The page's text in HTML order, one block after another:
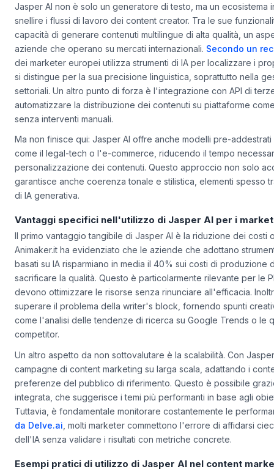
Jasper AI non è solo un generatore di testo, ma un ecosistema
snellire i flussi di lavoro dei content creator. Tra le sue
capacità di generare contenuti multilingue di alta qualità, un
aziende che operano su mercati internazionali. Secondo un
dei marketer europei utilizza strumenti di IA per localizzare i
si distingue per la sua precisione linguistica, soprattutto nella
settoriali. Un altro punto di forza è l'integrazione con API di
automatizzare la distribuzione dei contenuti su piattaforme
senza interventi manuali.
Ma non finisce qui: Jasper AI offre anche modelli pre-
come il legal-tech o l'e-commerce, riducendo il tempo
personalizzazione dei contenuti. Questo approccio non solo
garantisce anche coerenza tonale e stilistica, elementi spesso
di IA generativa.
Vantaggi specifici nell'utilizzo di Jasper AI per i
Il primo vantaggio tangibile di Jasper AI è la riduzione dei costi
Animaker.it ha evidenziato che le aziende che adottano
basati su IA risparmiano in media il 40% sui costi di produzione
sacrificare la qualità. Questo è particolarmente rilevante per le
devono ottimizzare le risorse senza rinunciare all'efficacia.
superare il problema della writer's block, fornendo spunti
come l'analisi delle tendenze di ricerca su Google Trends o le
competitor.
Un altro aspetto da non sottovalutare è la scalabilità. Con
campagne di content marketing su larga scala, adattando i
preferenze del pubblico di riferimento. Questo è possibile
integrata, che suggerisce i temi più performanti in base agli
Tuttavia, è fondamentale monitorare costantemente le
da Delve.ai , molti marketer commettono l'errore di affidarsi
dell'IA senza validare i risultati con metriche concrete.
Esempi pratici di utilizzo di Jasper AI nel content